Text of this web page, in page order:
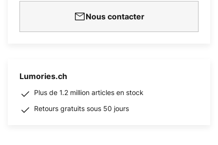
Nous contacter
Lumories.ch
Plus de 1.2 million articles en stock
Retours gratuits sous 50 jours